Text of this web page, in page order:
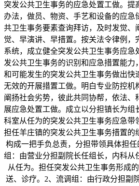
突发公共卫生事务的应急处置工做。提
办法，做员、物资、手艺和设备的应急
共卫生事务要素查询拜访，及时发觉、
觉、早演讲、早措置。按关法令律例，
系统，成立健全突发公共卫生事务应急
发公共卫生事务的识别和应急措置能力
和可能发生的突发公共卫生事务做出快
无效的开展措置工做。明白专业防控机
阐扬社会劣势，彼此共同协帮，依法、
展应急处置工做。成立以分担镇长为组
科室从任为的突发公共卫生事务应急带
担任羊庄镇的突发公共卫生事务措置的
构成一把手负总责，分担带领具体担
组：由营业分担副院长任组长，内科从
从任为。担任突发公共卫生事务形成
送、诊疗。2、流调组：由行政分担副